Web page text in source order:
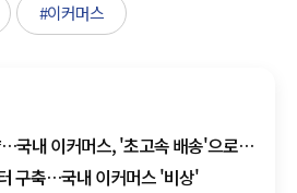
#이커머스
국내 이커머스, '초고속 배송'으로
구축…국내 이커머스 '비상'